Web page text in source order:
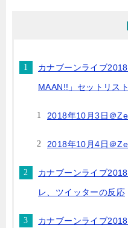
カナブーンライブ
MAAN!!」セットリスト
2018年10月3日＠
2018年10月4日＠
カナブーンライブ
レ、ツイッターの反応
カナブーンライブ